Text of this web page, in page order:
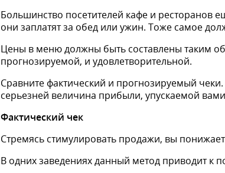
Большинство посетителей кафе и ресторанов
они заплатят за обед или ужин. Тоже самое
Цены в меню должны быть составлены таким
прогнозируемой, и удовлетворительной.
Сравните фактический и прогнозируемый
серьезней величина прибыли, упускаемой
Фактический чек
Стремясь стимулировать продажи, вы
В одних заведениях данный метод приводит к